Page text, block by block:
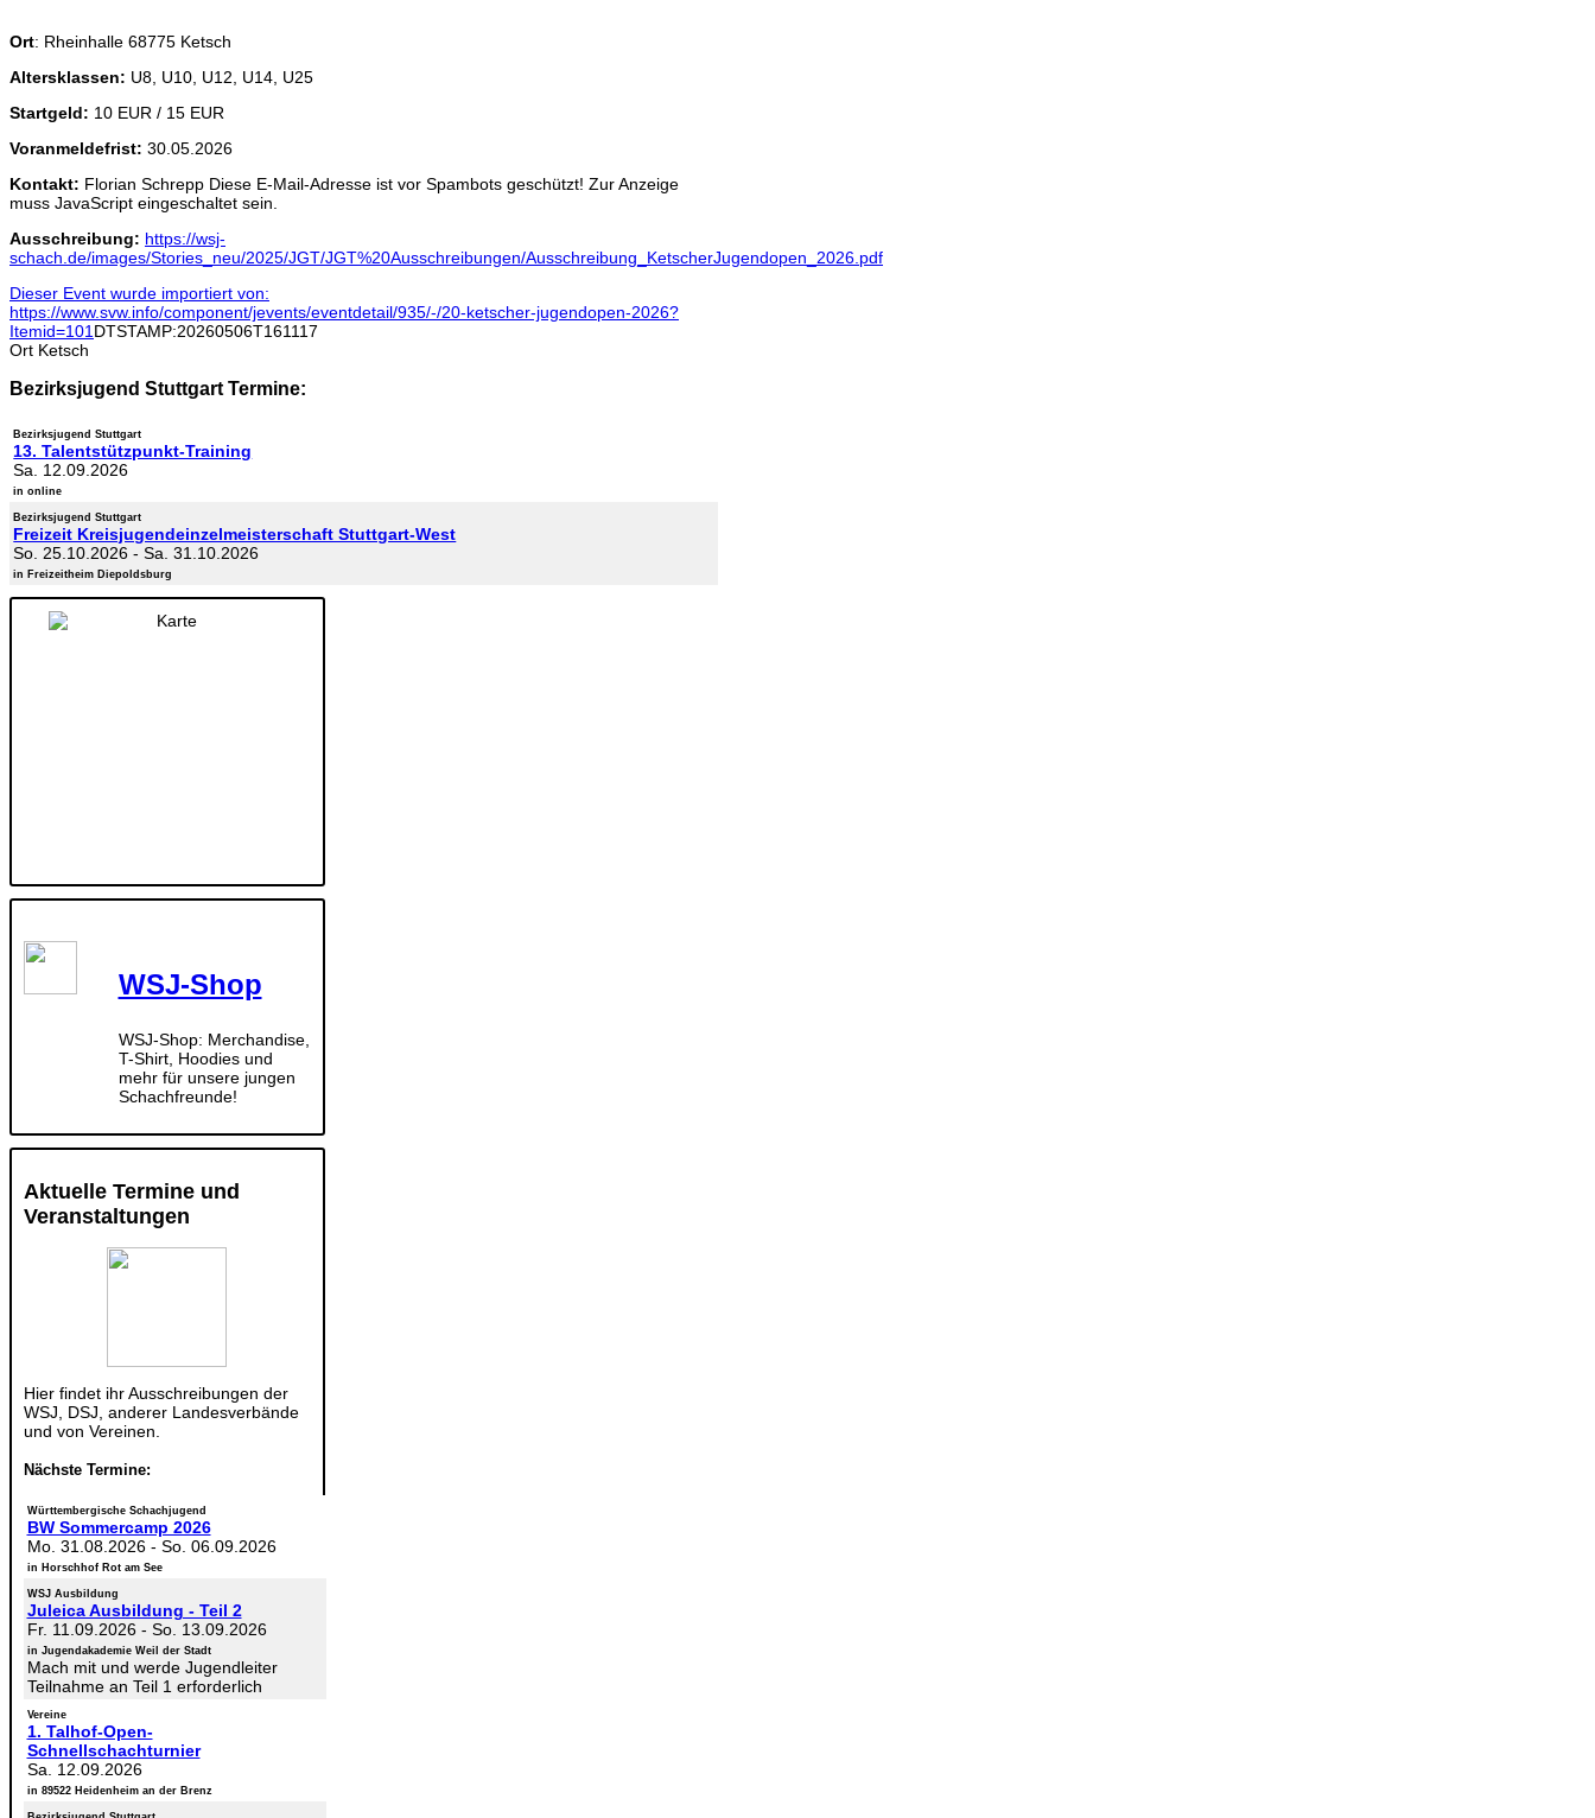
Ort: Rheinhalle 68775 Ketsch
Altersklassen: U8, U10, U12, U14, U25
Startgeld: 10 EUR / 15 EUR
Voranmeldefrist: 30.05.2026
Kontakt: Florian Schrepp Diese E-Mail-Adresse ist vor Spambots geschützt! Zur Anzeige
muss JavaScript eingeschaltet sein.
Ausschreibung: https://wsj-
schach.de/images/Stories_neu/2025/JGT/JGT%20Ausschreibungen/Ausschreibung_KetscherJugendopen_2026.pdf
Dieser Event wurde importiert von:
https://www.svw.info/component/jevents/eventdetail/935/-/20-ketscher-jugendopen-2026?
Itemid=101 DTSTAMP:20260506T161117
Ort Ketsch
Bezirksjugend Stuttgart Termine:
Bezirksjugend Stuttgart
13. Talentstützpunkt-Training
Sa. 12.09.2026
in online
Bezirksjugend Stuttgart
Freizeit Kreisjugendeinzelmeisterschaft Stuttgart-West
So. 25.10.2026 -Sa. 31.10.2026
in Freizeitheim Diepoldsburg
WSJ-Shop
WSJ-Shop: Merchandise,
T-Shirt, Hoodies und
mehr für unsere jungen
Schachfreunde!
Aktuelle Termine und
Veranstaltungen
Hier findet ihr Ausschreibungen der
WSJ, DSJ, anderer Landesverbände
und von Vereinen.
Nächste Termine:
Württembergische Schachjugend
BW Sommercamp 2026
Mo. 31.08.2026- So. 06.09.2026
in Horschhof Rot am See
WSJ Ausbildung
Juleica Ausbildung - Teil 2
Fr. 11.09.2026- So. 13.09.2026
in Jugendakademie Weil der Stadt
Mach mit und werde Jugendleiter
Teilnahme an Teil 1 erforderlich
Vereine
1. Talhof-Open-
Schnellschachturnier
Sa. 12.09.2026
in 89522 Heidenheim an der Brenz